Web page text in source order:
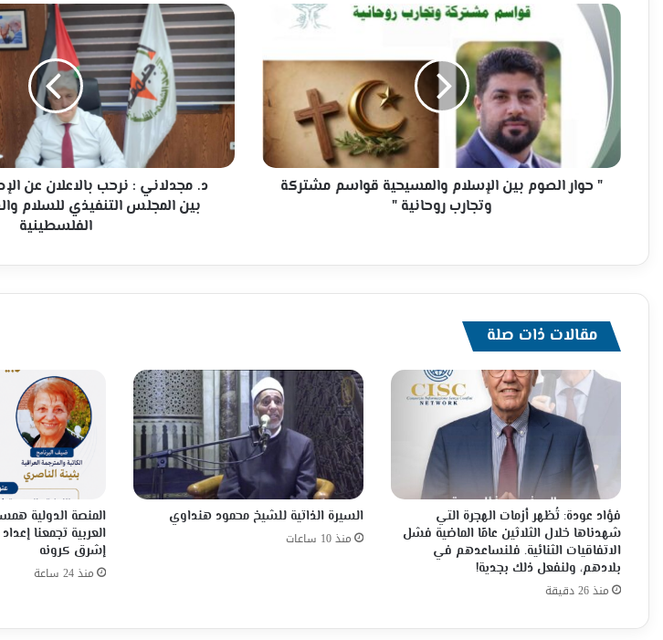
"
حوار
الصوم
بين
الإسلام
والمسيحية
قواسم
مشتركة
وتجارب
روحانية
" حوار الصوم بين الإسلام والمسيحية قواسم مشتركة
وتجارب روحانية "
د.
مجدلاني
:
نرحب
بالاعلان
عن
الإطار
التنسيقي
ما
المجلس
والسلطة
الفلسطينية
د. مجدلاني : نرحب بالاعلان عن
بين المجلس التنفيذي للسلام
الفلسطينية
مقالات ذات صلة
فؤاد عودة: تُظهر أزمات الهجرة التي
شهدناها خلال الثلاثين عامًا الماضية فشل
الاتفاقيات الثنائية. فلنساعدهم في
بلادهم، ولنفعل ذلك بجدية!
منذ 26 دقيقة
السيرة الذاتية للشيخ محمود هنداوي
منذ 10 ساعات
المنصة الدولية
العربية تجمعنا
إشرق كرونه
منذ 24 ساعة